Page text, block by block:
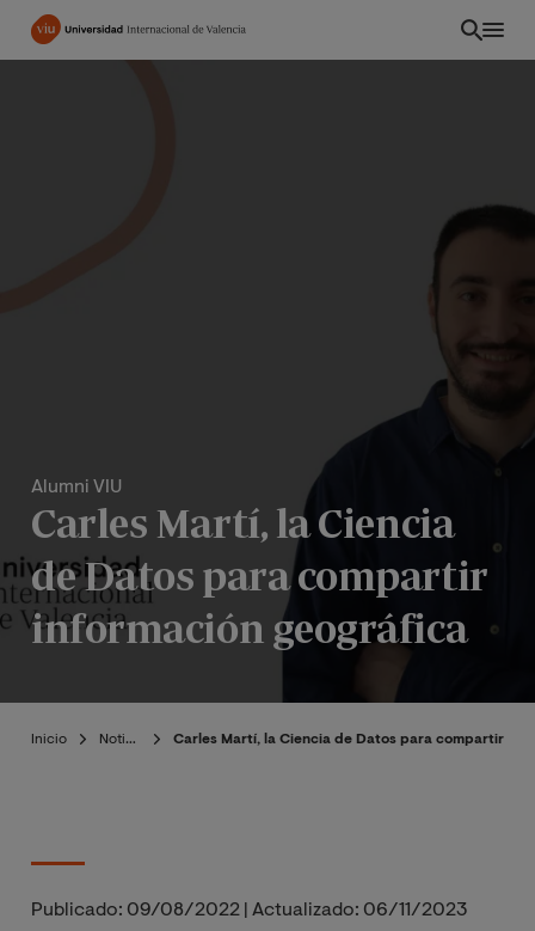
Pasar
Alumni VIU
Carles Martí, la Ciencia
de Datos para compartir
información geográfica
Inicio Noticias Carles Martí, la Ciencia de Datos para compartir
Publicado: 09/08/2022 Actualizado: 06/11/2023